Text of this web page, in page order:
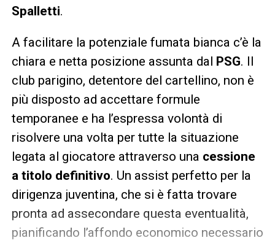
Spalletti.
A facilitare la potenziale fumata bianca c’è la
chiara e netta posizione assunta dal PSG. Il
club parigino, detentore del cartellino, non è
più disposto ad accettare formule
temporanee e ha l’espressa volontà di
risolvere una volta per tutte la situazione
legata al giocatore attraverso una cessione
a titolo definitivo. Un assist perfetto per la
dirigenza juventina, che si è fatta trovare
pronta ad assecondare questa eventualità,
pianificando l’affondo economico necessario